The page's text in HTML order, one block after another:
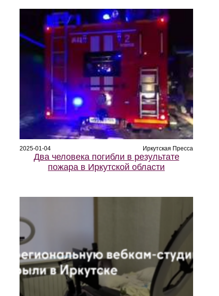
2025-01-04 Иркутская Пресса
Два человека погибли в результате
пожара в Иркутской области